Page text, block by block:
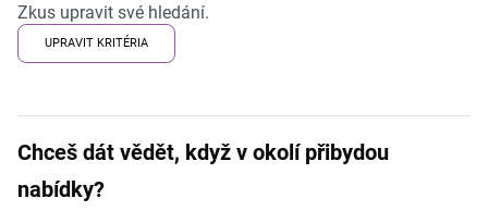
Zkus upravit své hledání.
UPRAVIT KRITÉRIA
Chceš dát vědět, když v okolí přibydou
nabídky?